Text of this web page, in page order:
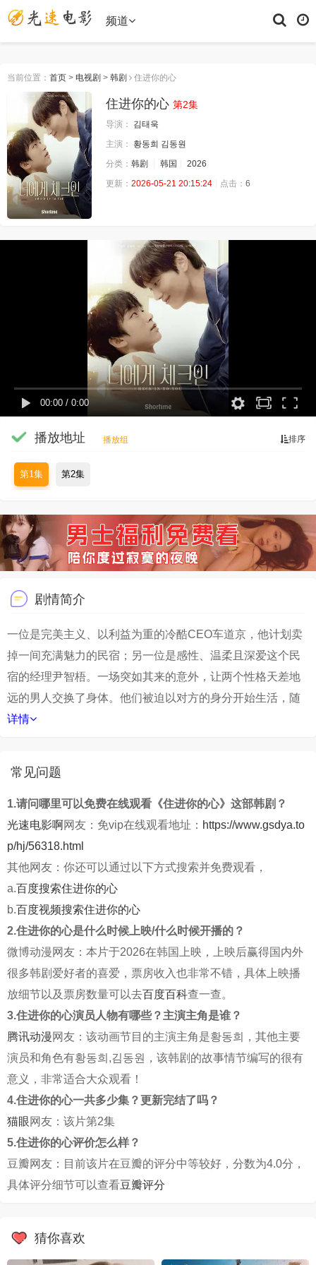
频道
当前位置： 首页 > 电视剧 > 韩剧 住进你的心
住进你的心 第2集
导演：
김태욱
主演：
황동희 김동원
分类： 韩剧 韩国
2026
更新： 2026-05-21 20:15:24 点击： 6
00:00 / 0:00
排序
播放地址 播放组
第1集 第2集
剧情简介
一位是完美主义、以利益为重的冷酷CEO车道京，他计划卖
掉一间充满魅力的民宿；另一位是感性、温柔且深爱这个民
宿的经理尹智梧。一场突如其来的意外，让两个性格天差地
远的男人交换了身体。他们被迫以对方的身分开始生活，随
详情
常见问题
1.请问哪里可以免费在线观看《住进你的心》这部韩剧？
光速电影啊网友：免vip在线观看地址： https://www.gsdya.to
p/hj/56318.html
其他网友：你还可以通过以下方式搜索并免费观看，
a.百度搜索住进你的心
b.百度视频搜索住进你的心
2.住进你的心是什么时候上映/什么时候开播的？
微博动漫网友：本片于2026在韩国上映，上映后赢得国内外
很多韩剧爱好者的喜爱，票房收入也非常不错，具体上映播
放细节以及票房数量可以去百度百科查一查。
3.住进你的心演员人物有哪些？主演主角是谁？
腾讯动漫网友：该动画节目的主演主角是황동희，其他主要
演员和角色有황동희,김동원，该韩剧的故事情节编写的很有
意义，非常适合大众观看！
4.住进你的心一共多少集？更新完结了吗？
猫眼网友：该片第2集
5.住进你的心评价怎么样？
豆瓣网友：目前该片在豆瓣的评分中等较好，分数为4.0分，
具体评分细节可以查看豆瓣评分
猜你喜欢